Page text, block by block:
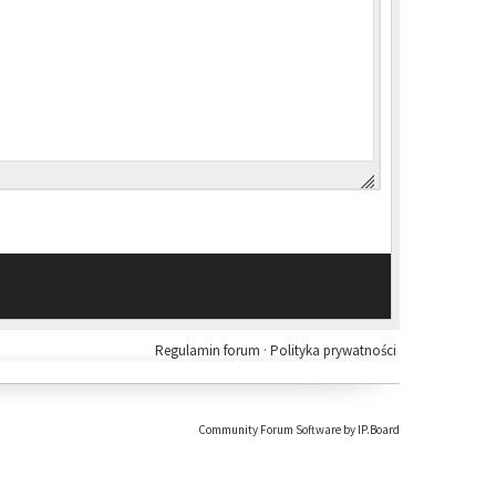
Polityka prywatności
Regulamin forum ·
Community Forum Software by IP.Board